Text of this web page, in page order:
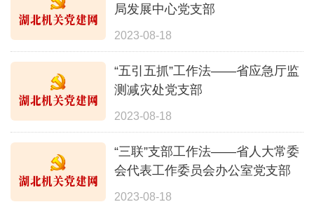
局发展中心党支部
2023-08-18
“五引五抓”工作法——省应急厅监
测减灾处党支部
2023-08-18
“三联”支部工作法——省人大常委
会代表工作委员会办公室党支部
2023-08-18